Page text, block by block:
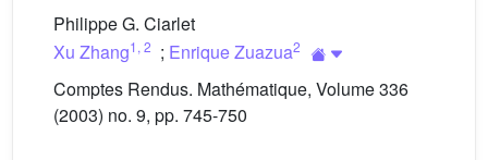
Philippe G. Ciarlet
Xu Zhang1 , 2 ; Enrique Zuazua2
Comptes Rendus. Mathématique, Volume 336
(2003) no. 9, pp. 745-750